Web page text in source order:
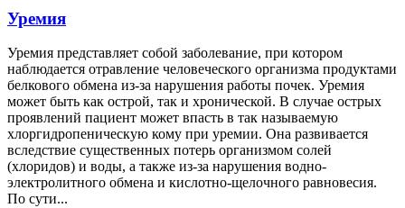
Уремия
Уремия представляет собой заболевание, при котором
наблюдается отравление человеческого организма продуктами
белкового обмена из-за нарушения работы почек. Уремия
может быть как острой, так и хронической. В случае острых
проявлений пациент может впасть в так называемую
хлоргидропеническую кому при уремии. Она развивается
вследствие существенных потерь организмом солей
(хлоридов) и воды, а также из-за нарушения водно-
электролитного обмена и кислотно-щелочного равновесия.
По сути...